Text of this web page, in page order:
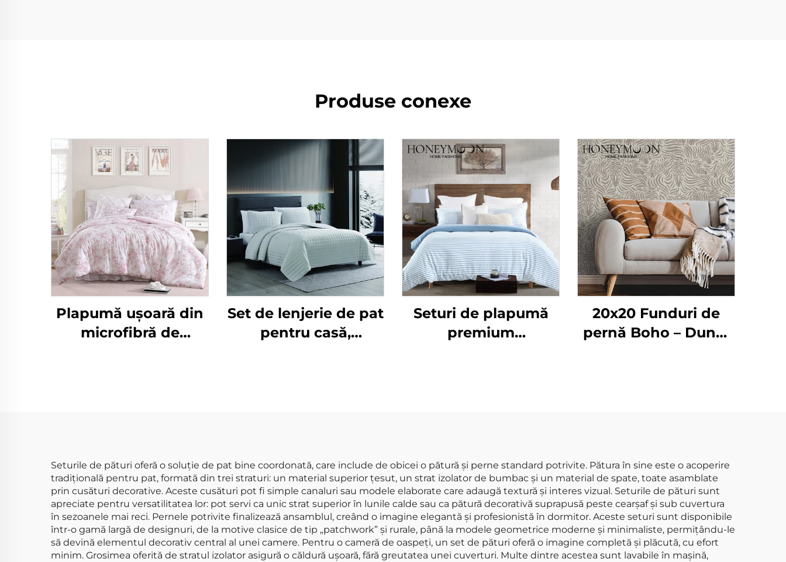
Produse conexe
Plapumă ușoară din
microfibră de
Set de lenjerie de pat
pentru casă,
premium cu efect de
blăniță Sherpa
Seturi de plapumă
premium
20x20 Funduri de
pernă Boho – Dungi
Seturile de pături oferă o soluție de pat bine coordonată, care include de obicei o pătură și perne standard potrivite. Pătura în sine este o acoperire
tradițională pentru pat, formată din trei straturi: un material superior țesut, un strat izolator de bumbac și un material de spate, toate asamblate
prin cusături decorative. Aceste cusături pot fi simple canaluri sau modele elaborate care adaugă textură și interes vizual. Seturile de pături sunt
apreciate pentru versatilitatea lor: pot servi ca unic strat superior în lunile calde sau ca pătură decorativă suprapusă peste cearșaf și sub cuvertura
în sezoanele mai reci. Pernele potrivite finalizează ansamblul, creând o imagine elegantă și profesionistă în dormitor. Aceste seturi sunt disponibile
într-o gamă largă de designuri, de la motive clasice de tip „patchwork” și rurale, până la modele geometrice moderne și minimaliste, permițându-le
să devină elementul decorativ central al unei camere. Pentru o cameră de oaspeți, un set de pături oferă o imagine completă și plăcută, cu efort
minim. Grosimea oferită de stratul izolator asigură o căldură ușoară, fără greutatea unei cuverturi. Multe dintre acestea sunt lavabile în mașină,